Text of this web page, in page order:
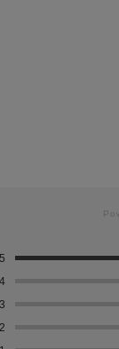
5
4
3
2